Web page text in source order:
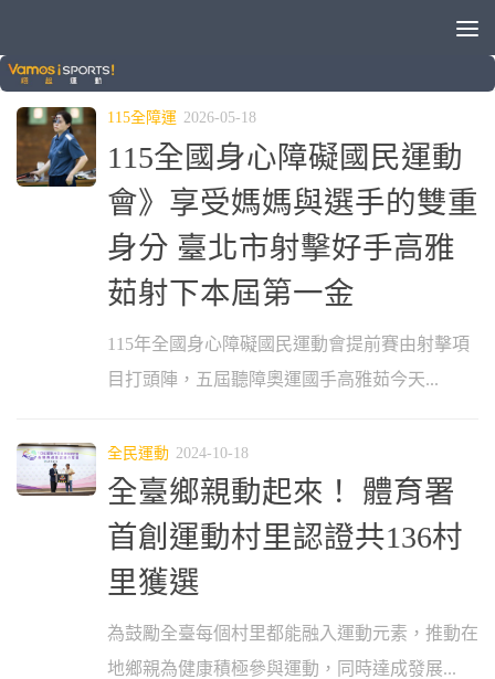
分類：各種運動
115全障運 2026-05-18
115全國身心障礙國民運動
會》享受媽媽與選手的雙重
身分 臺北市射擊好手高雅
茹射下本屆第一金
115年全國身心障礙國民運動會提前賽由射擊項
目打頭陣，五屆聽障奧運國手高雅茹今天...
全民運動 2024-10-18
全臺鄉親動起來！ 體育署
首創運動村里認證共136村
里獲選
為鼓勵全臺每個村里都能融入運動元素，推動在
地鄉親為健康積極參與運動，同時達成發展...